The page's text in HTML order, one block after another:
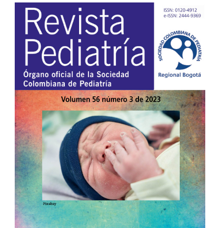
Barra
lateral
del
artículo